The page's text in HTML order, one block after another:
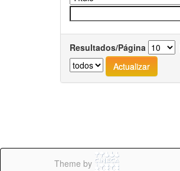
Resultados/Página
Theme by